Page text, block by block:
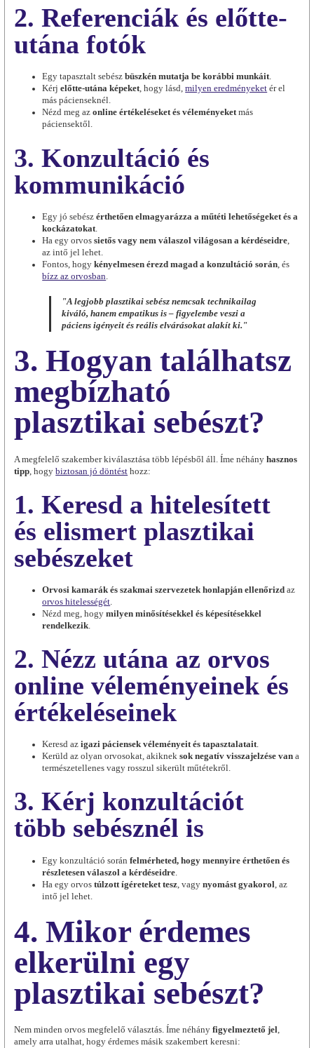
2. Referenciák és előtte-
utána fotók
Egy tapasztalt sebészbüszkén mutatja be korábbi munkáit.
Kérjelőtte-utána képeket, hogy lásd,milyen eredményeket ér el
más pácienseknél.
Nézd meg azonline értékeléseket és véleményeketmás
páciensektől.
3. Konzultáció és
kommunikáció
Egy jó sebészérthetően elmagyarázza a műtéti lehetőségeket és a
kockázatokat
Ha egy orvossietős vagy nem válaszol világosan a kérdéseidre
az intő jel lehet.
Fontos, hogykényelmesen érezd magad a konzultáció során , és
bízz az orvosban
"A legjobb plasztikai sebész nemcsak technikailag
kiváló, hanem empatikus is – figyelembe veszi a
páciens igényeit és reális elvárásokat alakít ki."
3. Hogyan találhatsz
megbízható
plasztikai sebészt?
A megfelelő szakember kiválasztása több lépésből áll. Íme néhányhasznos
tipp , hogybiztosan jó döntést hozz:
1. Keresd a hitelesített
és elismert plasztikai
sebészeket
Orvosi kamarák és szakmai szervezetek honlapján ellenőrizd az
orvos hitelességét.
Nézd meg, hogymilyen minősítésekkel és képesítésekkel
rendelkezik.
2. Nézz utána az orvos
online véleményeinek és
értékeléseinek
Keresd azigazi páciensek véleményeit és tapasztalatait.
Kerüld az olyan orvosokat, akikneksok negatív visszajelzése van a
természetellenes vagy rosszul sikerült műtétekről.
3. Kérj konzultációt
több sebésznél is
Egy konzultáció soránfelmérheted, hogy mennyire érthetően és
részletesen válaszol a kérdéseidre
Ha egy orvostúlzott ígéreteket tesz , vagynyomást gyakorol , az
intő jel lehet.
4. Mikor érdemes
elkerülni egy
plasztikai sebészt?
Nem minden orvos megfelelő választás. Íme néhányfigyelmeztető jel,
amely arra utalhat, hogy érdemes másik szakembert keresni: